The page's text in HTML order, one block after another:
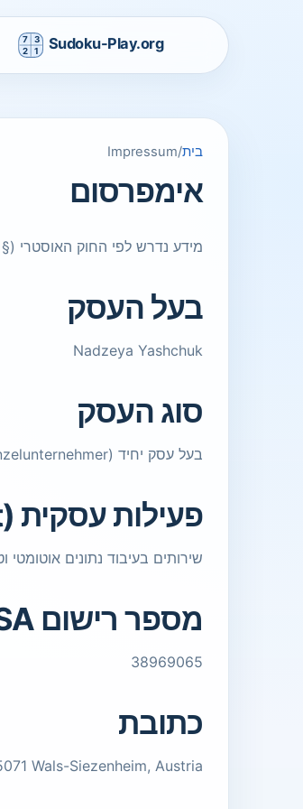
בית/
Impressum
אימפרסום
מידע נדרש לפי החוק האוסטרי (§ 5 ECG, § 25 MedienG).
בעל העסק
Nadzeya Yashchuk
סוג העסק
בעל עסק יחיד (Einzelunternehmer)
פעילות עסקית (Gewerbewortlaut)
שירותים בעיבוד נתונים אוטומטי
מספר רישום GISA
38969065
כתובת
Wals-Siezenheim, Austria